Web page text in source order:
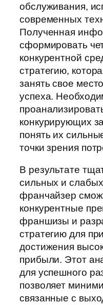
обслуживания,
современных
Полученная
сформировать
конкурентной
стратегию,
занять свое
успеха.
конкурирующих
понять их
точки зрения
В результате
сильных и
франчайзер
конкурентные
франшизы и
стратегию для
достижения
прибыли. Этот
для успешного
позволяет
связанные с